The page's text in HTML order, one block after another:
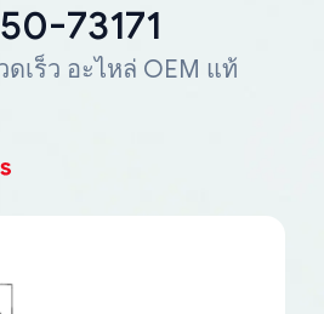
73171
เร็ว อะไหล่ OEM แท้